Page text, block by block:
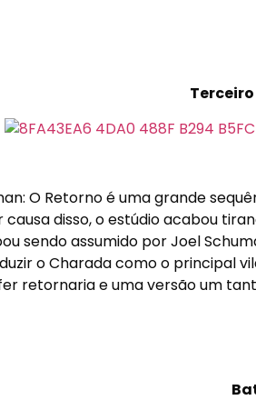
O Retorno é uma grande
causa disso, o estúdio acabou
sendo assumido por Joel
o Charada como o principal
retornaria e uma versão um